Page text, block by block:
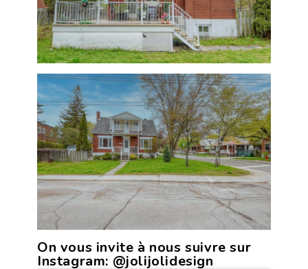
On vous invite à nous suivre sur
Instagram: @jolijolidesign